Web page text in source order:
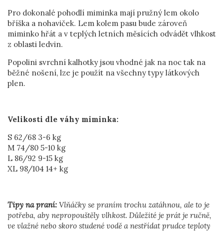
Pro dokonalé pohodlí miminka mají pružný lem okolo
bříška a nohaviček. Lem kolem pasu bude zároveň
miminko hřát a v teplých letních měsících odvádět vlhkost
z oblasti ledvin.
Popolini svrchní kalhotky jsou vhodné jak na noc tak na
běžné nošení, lze je použít na všechny typy látkových
plen.
Velikosti dle váhy miminka:
S 62/68 3-6 kg
M 74/80 5-10 kg
L 86/92 9-15 kg
XL 98/104 14+ kg
Tipy na praní: Vlňáčky se praním trochu zatáhnou, ale to je
potřeba, aby nepropouštěly vlhkost. Důležité je prát je ručně,
ve vlažné nebo skoro studené vodě a nestřídat prudce teploty